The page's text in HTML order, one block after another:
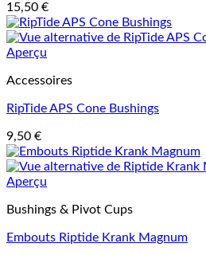
15,50 €
Aperçu
Accessoires
RipTide APS Cone Bushings
9,50 €
Aperçu
Bushings & Pivot Cups
Embouts Riptide Krank Magnum